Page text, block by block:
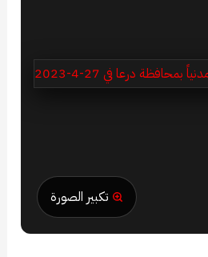
تكبير الصورة